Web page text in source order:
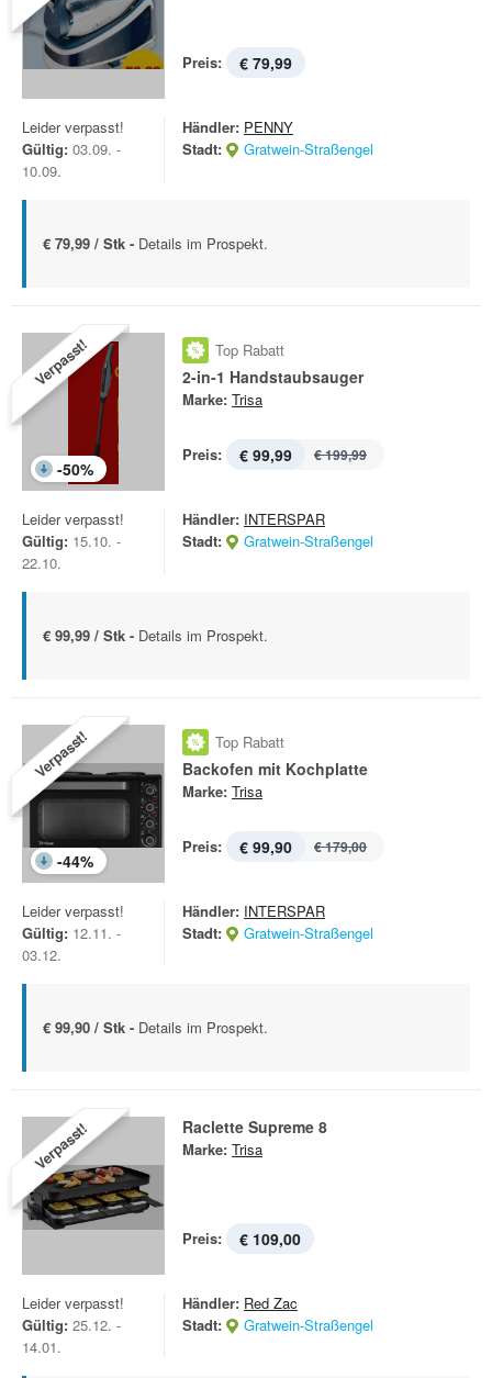
Preis: € 79,99
Leider verpasst!
Gültig: 03.09. -
10.09.
Händler: PENNY
Stadt:
Gratwein-Straßengel
€ 79,99 / Stk - Details im Prospekt.
Verpasst!
-50%
Top Rabatt
2-in-1 Handstaubsauger
Marke: Trisa
Preis: € 99,99 € 199,99
Leider verpasst!
Gültig: 15.10. -
22.10.
Händler: INTERSPAR
Stadt:
Gratwein-Straßengel
€ 99,99 / Stk - Details im Prospekt.
Verpasst!
-44%
Top Rabatt
Backofen mit Kochplatte
Marke: Trisa
Preis: € 99,90 € 179,00
Leider verpasst!
Gültig: 12.11. -
03.12.
Händler: INTERSPAR
Stadt:
Gratwein-Straßengel
€ 99,90 / Stk - Details im Prospekt.
Verpasst! Raclette Supreme 8
Marke: Trisa
Preis: € 109,00
Leider verpasst!
Gültig: 25.12. -
14.01.
Händler: Red Zac
Stadt:
Gratwein-Straßengel